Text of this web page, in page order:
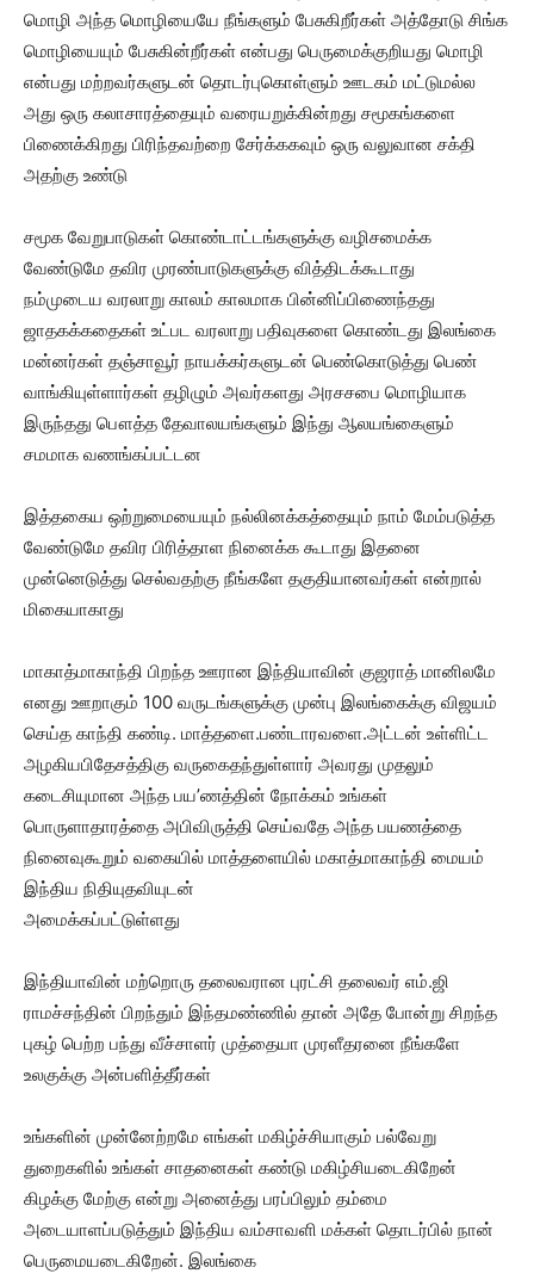
மொழி அந்த மொழியையே நீங்களும் பேசுகிறீர்கள் அத்தோடு சிங்க
மொழியையும் பேசுகின்றீர்கள் என்பது பெருமைக்குறியது மொழி
என்பது மற்றவர்களுடன் தொடர்புகொள்ளும் ஊடகம் மட்டுமல்ல
அது ஒரு கலாசாரத்தையும் வரையறுக்கின்றது சமூகங்களை
பிணைக்கிறது பிரிந்தவற்றை சேர்க்ககவும் ஒரு வலுவான சக்தி
அதற்கு உண்டு
சமூக வேறுபாடுகள் கொண்டாட்டங்களுக்கு வழிசமைக்க
வேண்டுமே தவிர முரண்பாடுகளுக்கு வித்திடக்கூடாது
நம்முடைய வரலாறு காலம் காலமாக பின்னிப்பிணைந்தது
ஜாதகக்கதைகள் உட்பட வரலாறு பதிவுகளை கொண்டது இலங்கை
மன்னர்கள் தஞ்சாவூர் நாயக்கர்களுடன் பெண்கொடுத்து பெண்
வாங்கியுள்ளார்கள் தழிழும் அவர்களது அரசசபை மொழியாக
இருந்தது பௌத்த தேவாலயங்களும் இந்து ஆலயங்கைளும்
சமமாக வணங்கப்பட்டன
இத்தகைய ஒற்றுமையையும் நல்லினக்கத்தையும் நாம் மேம்படுத்த
வேண்டுமே தவிர பிரித்தாள நினைக்க கூடாது இதனை
முன்னெடுத்து செல்வதற்கு நீங்களே தகுதியானவர்கள் என்றால்
மிகையாகாது
மாகாத்மாகாந்தி பிறந்த ஊரான இந்தியாவின் குஜராத் மானிலமே
எனது ஊறாகும் 100 வருடங்களுக்கு முன்பு இலங்கைக்கு விஜயம்
செய்த காந்தி கண்டி. மாத்தளை.பண்டாரவளை.அட்டன் உள்ளிட்ட
அழகியபிதேசத்திகு வருகைதந்துள்ளார் அவரது முதலும்
கடைசியுமான அந்த பய’ணத்தின் நோக்கம் உங்கள்
பொருளாதாரத்தை அபிவிருத்தி செய்வதே அந்த பயணத்தை
நினைவுகூறும் வகையில் மாத்தளையில் மகாத்மாகாந்தி மையம்
இந்திய நிதியுதவியுடன்
அமைக்கப்பட்டுள்ளது
இந்தியாவின் மற்றொரு தலைவரான புரட்சி தலைவர் எம்.ஜி
ராமச்சந்தின் பிறந்தும் இந்தமண்ணில் தான் அதே போன்று சிறந்த
புகழ் பெற்ற பந்து வீச்சாளர் முத்தையா முரளீதரனை நீங்களே
உலகுக்கு அன்பளித்தீர்கள்
உங்களின் முன்னேற்றமே எங்கள் மகிழ்ச்சியாகும் பல்வேறு
துறைகளில் உங்கள் சாதனைகள் கண்டு மகிழ்சியடைகிறேன்
கிழக்கு மேற்கு என்று அனைத்து பரப்பிலும் தம்மை
அடையாளப்படுத்தும் இந்திய வம்சாவளி மக்கள் தொடர்பில் நான்
பெருமையடைகிறேன். இலங்கை